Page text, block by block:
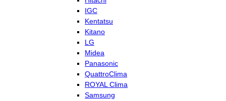
IGC
Kentatsu
Kitano
LG
Midea
Panasonic
QuattroClima
ROYAL Clima
Samsung